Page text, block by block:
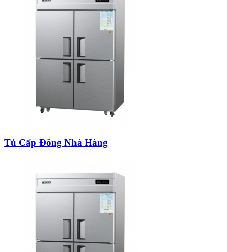
Tủ Cấp Đông Nhà Hàng